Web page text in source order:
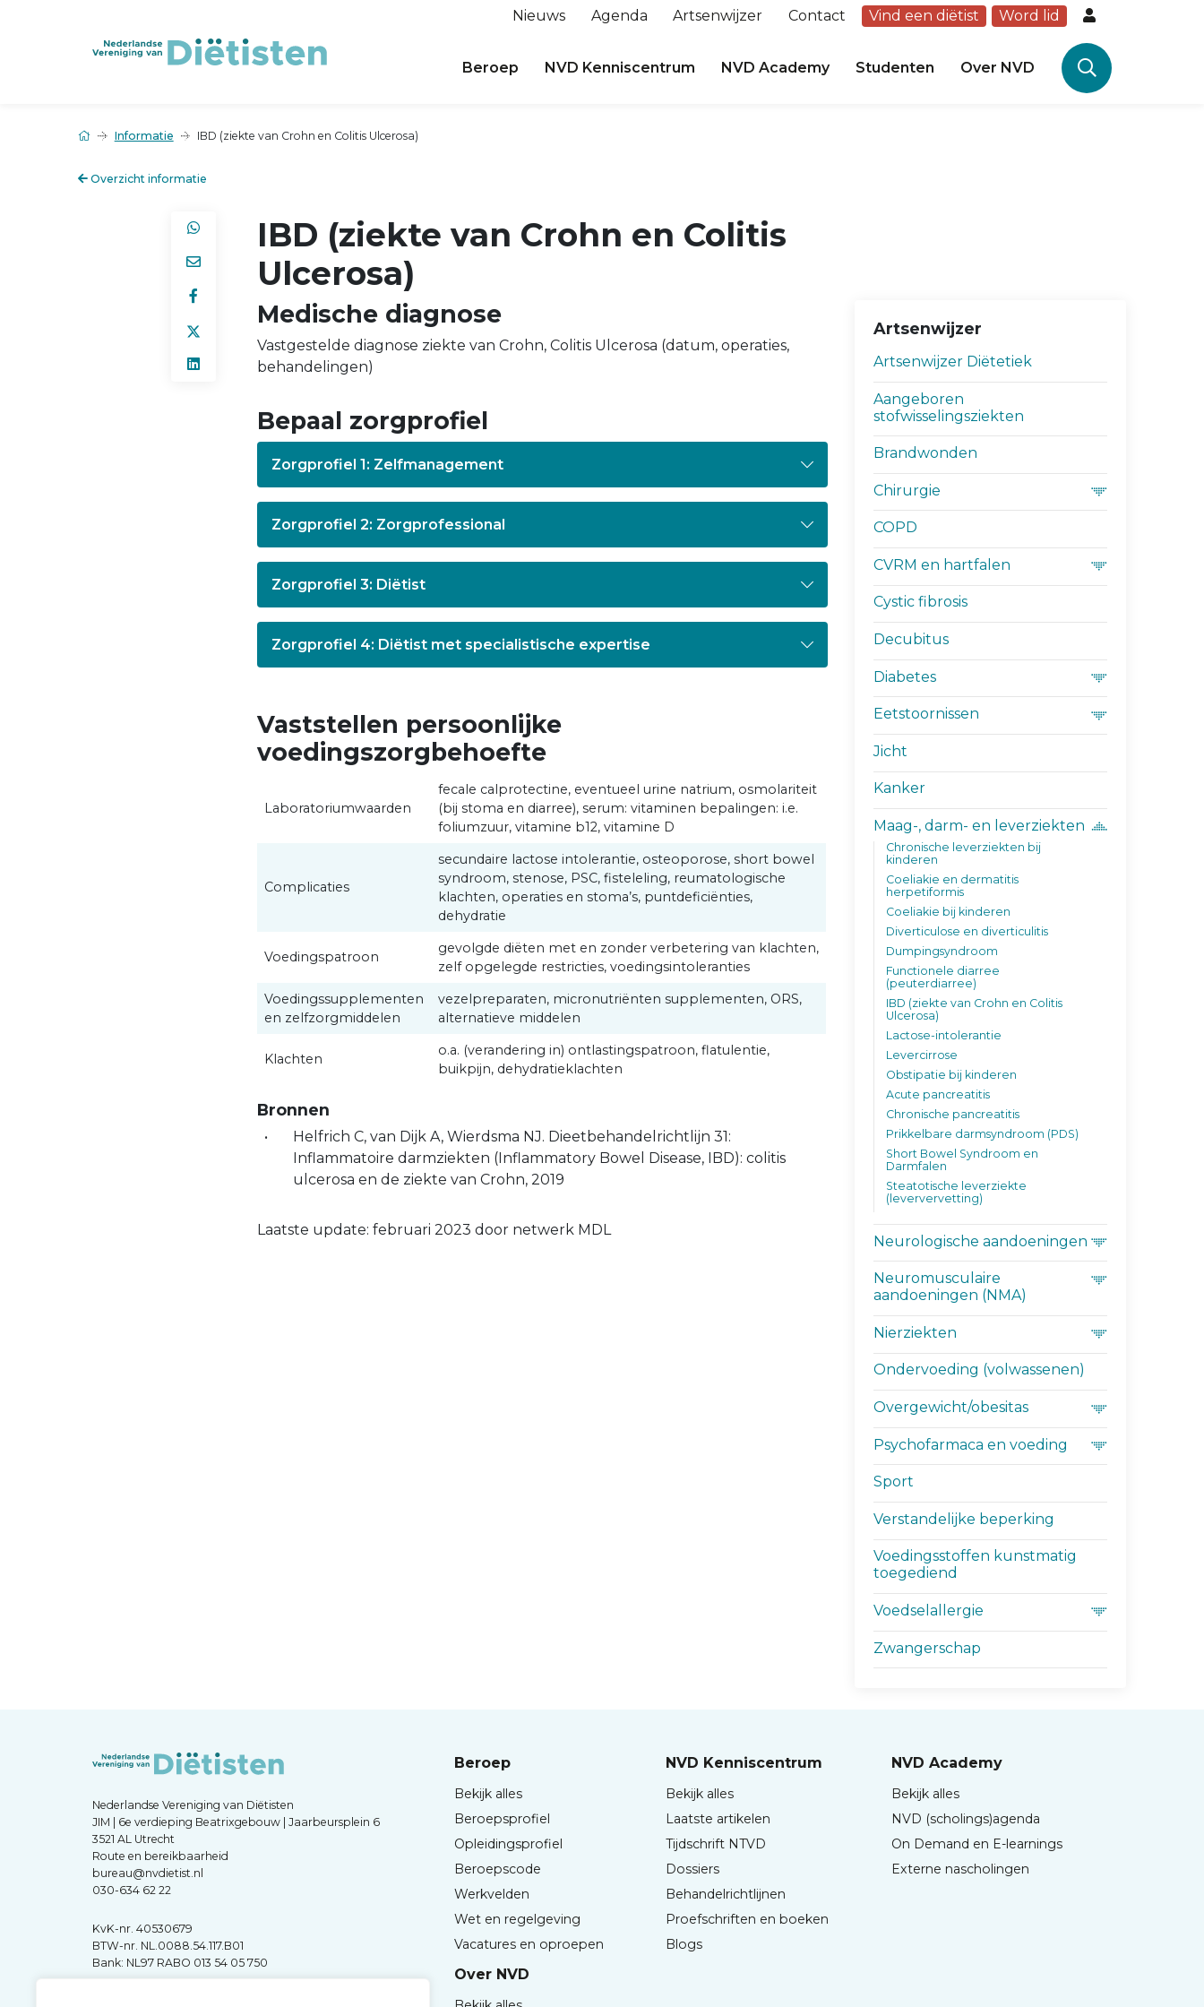
Nieuws Agenda Artsenwijzer Contact Vind een diëtist Word lid
Beroep NVD Kenniscentrum NVD Academy Studenten Over NVD
Informatie IBD (ziekte van Crohn en Colitis Ulcerosa)
Overzicht informatie
IBD (ziekte van Crohn en Colitis
Ulcerosa)
Medische diagnose
Vastgestelde diagnose ziekte van Crohn, Colitis Ulcerosa (datum, operaties,
behandelingen)
Bepaal zorgprofiel
Zorgprofiel 1: Zelfmanagement
Zorgprofiel 2: Zorgprofessional
Zorgprofiel 3: Diëtist
Zorgprofiel 4: Diëtist met specialistische expertise
Vaststellen persoonlijke
voedingszorgbehoefte
Laboratoriumwaarden
fecale calprotectine, eventueel urine natrium, osmolariteit
(bij stoma en diarree), serum: vitaminen bepalingen: i.e.
foliumzuur, vitamine b12, vitamine D
Complicaties
secundaire lactose intolerantie, osteoporose, short bowel
syndroom, stenose, PSC, fisteleling, reumatologische
klachten, operaties en stoma’s, puntdeficiënties,
dehydratie
Voedingspatroon
gevolgde diëten met en zonder verbetering van klachten,
zelf opgelegde restricties, voedingsintoleranties
Voedingssupplementen
en zelfzorgmiddelen
vezelpreparaten, micronutriënten supplementen, ORS,
alternatieve middelen
Klachten
o.a. (verandering in) ontlastingspatroon, flatulentie,
buikpijn, dehydratieklachten
Bronnen
Helfrich C, van Dijk A, Wierdsma NJ. Dieetbehandelrichtlijn 31:
Inflammatoire darmziekten (Inflammatory Bowel Disease, IBD): colitis
ulcerosa en de ziekte van Crohn, 2019
Laatste update: februari 2023 door netwerk MDL
Artsenwijzer
Artsenwijzer Diëtetiek
Aangeboren
stofwisselingsziekten
Brandwonden
Chirurgie
COPD
CVRM en hartfalen
Cystic fibrosis
Decubitus
Diabetes
Eetstoornissen
Jicht
Kanker
Maag-, darm- en leverziekten
Chronische leverziekten bij
kinderen
Coeliakie en dermatitis
herpetiformis
Coeliakie bij kinderen
Diverticulose en diverticulitis
Dumpingsyndroom
Functionele diarree
(peuterdiarree)
IBD (ziekte van Crohn en Colitis
Ulcerosa)
Lactose-intolerantie
Levercirrose
Obstipatie bij kinderen
Acute pancreatitis
Chronische pancreatitis
Prikkelbare darmsyndroom (PDS)
Short Bowel Syndroom en
Darmfalen
Steatotische leverziekte
(leververvetting)
Neurologische aandoeningen
Neuromusculaire
aandoeningen (NMA)
Nierziekten
Ondervoeding (volwassenen)
Overgewicht/obesitas
Psychofarmaca en voeding
Sport
Verstandelijke beperking
Voedingsstoffen kunstmatig
toegediend
Voedselallergie
Zwangerschap
Nederlandse Vereniging van Diëtisten
JIM | 6e verdieping Beatrixgebouw | Jaarbeursplein 6
3521 AL Utrecht
Route en bereikbaarheid
bureau@nvdietist.nl
030-634 62 22
KvK-nr. 40530679
BTW-nr. NL.0088.54.117.B01
Bank: NL97 RABO 013 54 05 750
Beroep
Bekijk alles
Beroepsprofiel
Opleidingsprofiel
Beroepscode
Werkvelden
Wet en regelgeving
Vacatures en oproepen
NVD Kenniscentrum
Bekijk alles
Laatste artikelen
Tijdschrift NTVD
Dossiers
Behandelrichtlijnen
Proefschriften en boeken
Blogs
NVD Academy
Bekijk alles
NVD (scholings)agenda
On Demand en E-learnings
Externe nascholingen
Over NVD